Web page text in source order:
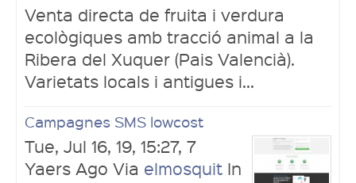
Venta directa de fruita i verdura
ecològiques amb tracció animal a la
Ribera del Xuquer (Pais Valencià).
Varietats locals i antigues i...
Campagnes SMS lowcost
Tue, Jul 16, 19, 15:27, 7
Yaers Ago Via elmosquit In